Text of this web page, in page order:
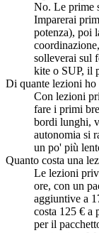
No. Le prime
Imparerai
potenza), poi
solleverai sul
kite o SUP, il
Di quante lezioni
Con lezioni
fare i primi
bordi lunghi,
autonomia si
un po' più
Quanto costa una
Le lezioni
ore, con un
aggiuntive a
costa 125 € a
per il